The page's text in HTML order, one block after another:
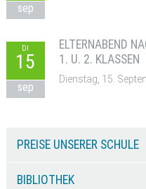
sep
DI
15
sep
ELTERNABEND
1. U. 2. KLASSEN
Dienstag, 15.
PREISE UNSERER SCHULE
BIBLIOTHEK